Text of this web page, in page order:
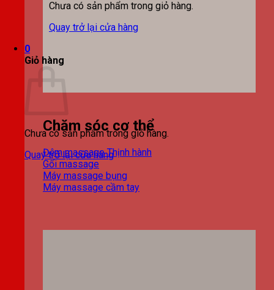
Chưa có sản phẩm trong giỏ hàng.
Quay trở lại cửa hàng
0
Giỏ hàng
Chưa có sản phẩm trong giỏ hàng.
Quay trở lại cửa hàng
Chăm sóc cơ thể
Đệm massage
Gối massage
Máy massage bụng
Máy massage cầm tay